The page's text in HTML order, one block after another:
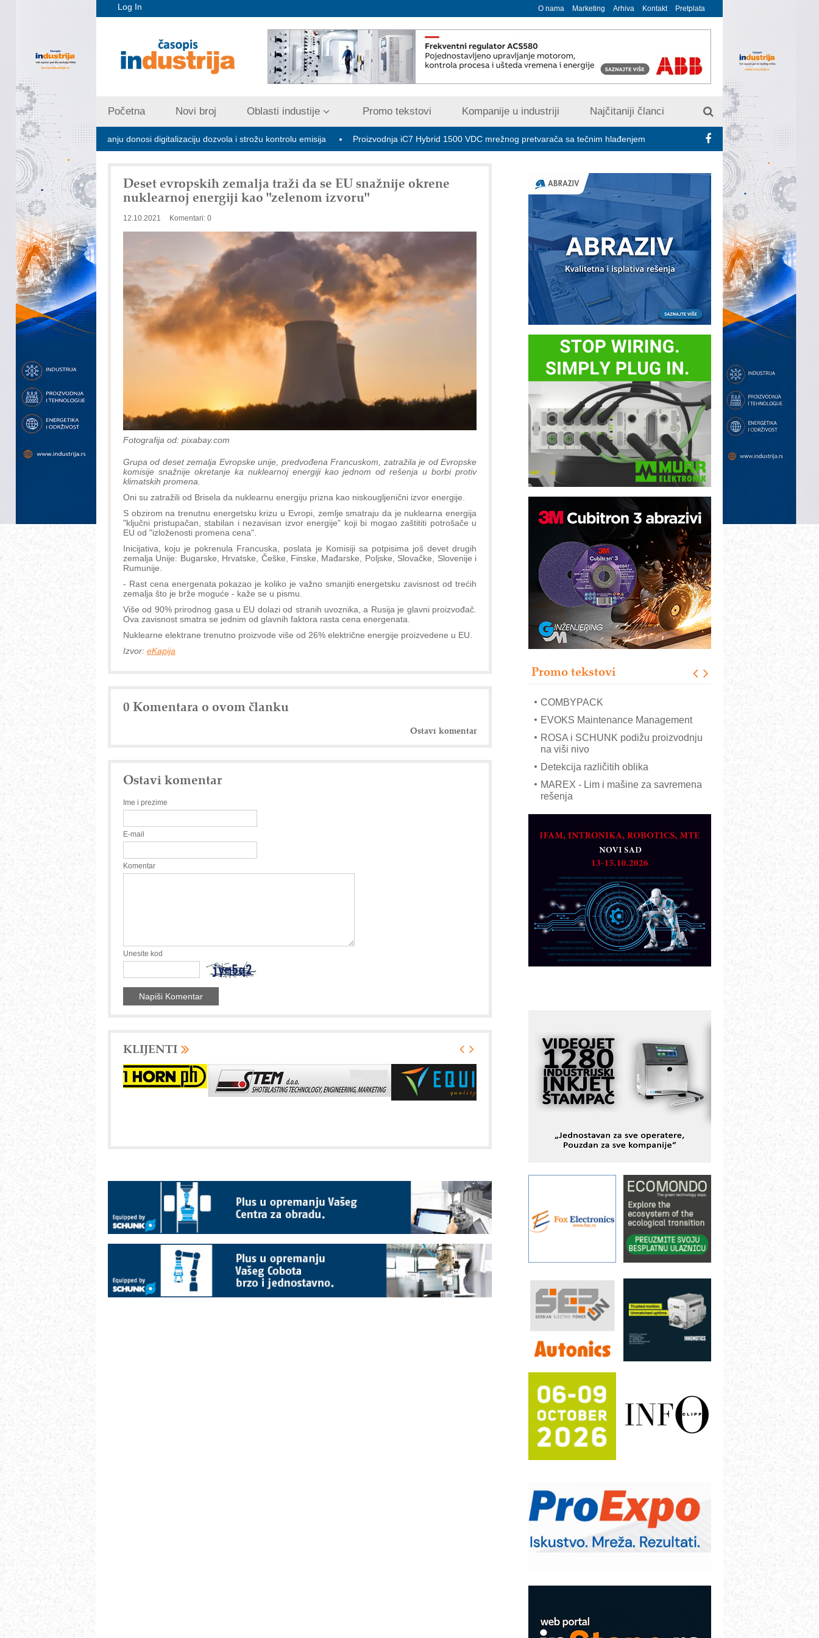
Log In O nama Marketing Arhiva Kontakt Pretplata
Početna Novi broj Oblasti industije Promo tekstovi Kompanije u industriji Najčitaniji članci
zagađivanju donosi digitalizaciju dozvola i strožu kontrolu emisija Proizvodnja iC7 Hybrid 1500 VDC mrežnog pretvarača sa tečnim hlađenjem Minimalac 2027: Sindikati traže veće povećanje
Deset evropskih zemalja traži da se EU snažnije okrene
nuklearnoj energiji kao "zelenom izvoru"
12.10.2021 Komentari: 0
Fotografija od: pixabay.com
Grupa od deset zemalja Evropske unije, predvođena Francuskom, zatražila je od Evropske
komisije snažnije okretanje ka nuklearnoj energiji kao jednom od rešenja u borbi protiv
klimatskih promena.
Oni su zatražili od Brisela da nuklearnu energiju prizna kao niskougljenični izvor energije.
S obzirom na trenutnu energetsku krizu u Evropi, zemlje smatraju da je nuklearna energija
"ključni pristupačan, stabilan i nezavisan izvor energije" koji bi mogao zaštititi potrošače u
EU od "izloženosti promena cena".
Inicijativa, koju je pokrenula Francuska, poslata je Komisiji sa potpisima još devet drugih
zemalja Unije: Bugarske, Hrvatske, Češke, Finske, Mađarske, Poljske, Slovačke, Slovenije i
Rumunije.
- Rast cena energenata pokazao je koliko je važno smanjiti energetsku zavisnost od trećih
zemalja što je brže moguće - kaže se u pismu.
Više od 90% prirodnog gasa u EU dolazi od stranih uvoznika, a Rusija je glavni proizvođač.
Ova zavisnost smatra se jednim od glavnih faktora rasta cena energenata.
Nuklearne elektrane trenutno proizvode više od 26% električne energije proizvedene u EU.
Izvor: eKapija
0 Komentara o ovom članku
Ostavi komentar
Ostavi komentar
Ime i prezime
E-mail
Komentar
Unesite kod
KLIJENTI
Promo tekstovi
Bezbednost na prvom mestu!
IB BLUMENAUER - više od 40 godina
poverenja u industriji
RMQ-TITAN ADVANCED INDICATOR
– Pametna signalizacija za efikasnije
upravljanje mašinama
Sigurnije ispitivanje transformatora u
solarnim elektranama i vetroparkovima
Pranje točkova na gradilištu- standard
modernog i odgovornog građenja
mrežnog pretvarača sa tečnim
COMBYPACK
EVOKS Maintenance Management
ROSA i SCHUNK podižu proizvodnju
na viši nivo
Detekcija različitih oblika
MAREX - Lim i mašine za savremena
rešenja
Marcom-plast d.o.o.- vaš pouzdan
CTO - Prilagodite svoju toplinsku
PLC AKYTEC
AUKOM: Svetski standard metrologije
dostupan u Srbiji
MOTOMAN – NEXT-Robotika vođena
veštačkom inteligencijom
I.SAFE MOBILE revolucioniše
savremene industrijske i logističke
objekte
Alba d.o.o. – 35 godina preciznosti u
metrologiji i pametnim dozirnim
rešenjima
IBeRTIM - oprema za ispitivanje
STAUFF – Komponente koje
povećavaju pouzdanost hidrauličkih
YAMADA pumpe – japanska
pouzdanost u transferu fluida
Filtration Group Industrial – Napredna
rešenja za filtraciju u hidrauličkim i
procesnim sistemima
RILINEX kompanije Rittal
automatizaciju
Efikasno upravljanje energijom
Automatizacija pakovanja · Display
Potpuna efikasnost bez složenih
sistema
Trajna oznaka kao dugoročna korist
Bezbednost na prvom mestu!
IB BLUMENAUER - više od 40 godina
poverenja u industriji
RMQ-TITAN ADVANCED INDICATOR
upravljanje mašinama
solarnim elektranama i vetroparkovima
Pranje točkova na gradilištu- standard
modernog i odgovornog građenja
Proizvodnja iC7 Hybrid 1500 VDC
mrežnog pretvarača sa tečnim
ROSA i SCHUNK podižu proizvodnju
na viši nivo